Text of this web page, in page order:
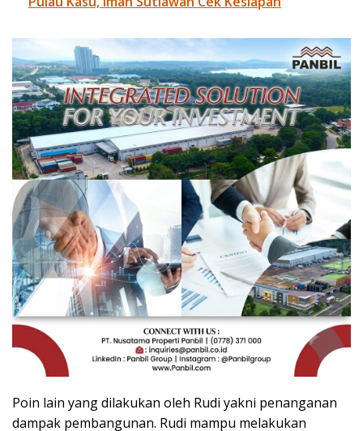
Poin lain yang dilakukan oleh Rudi yakni penanganan
dampak pembangunan. Rudi mampu melakukan